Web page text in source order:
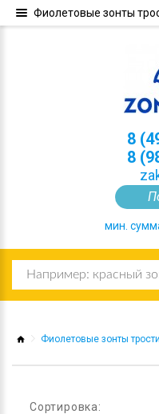
8
8
мин.
Фиолетовые зонты трости
Сортировка: